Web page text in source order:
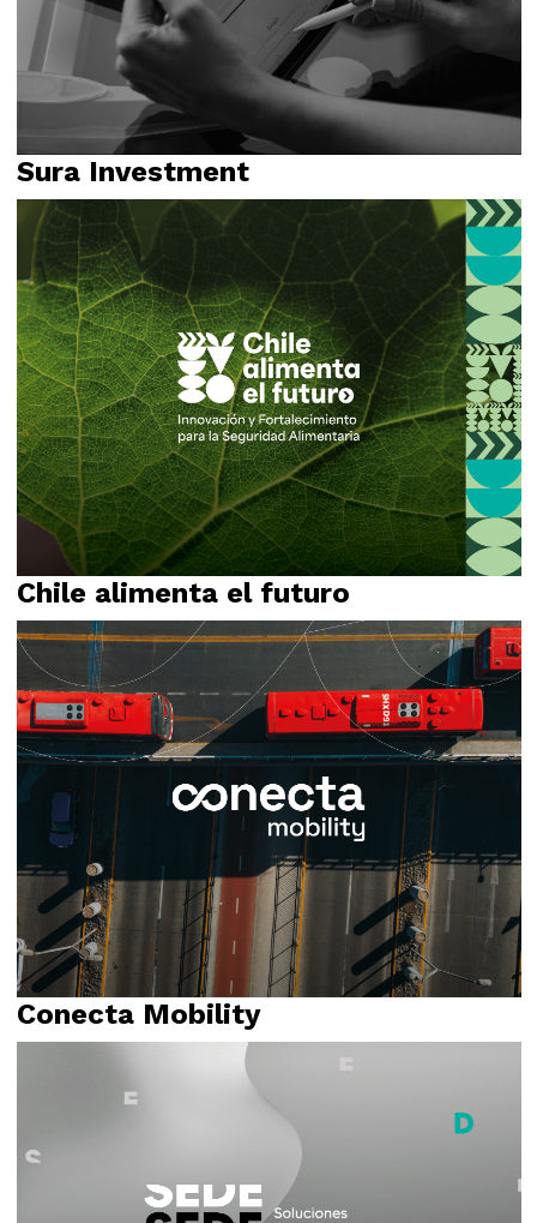
Campañas
Relato
Sura Investment
Identidad visual
Logotipo
Naming
Propósito
Relato
Chile alimenta el futuro
Identidad visual
Logotipo
Propósito
Conecta Mobility